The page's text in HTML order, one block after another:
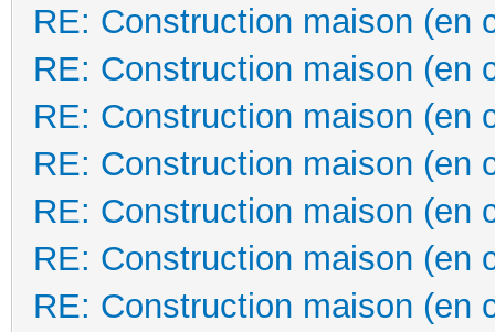
RE: Construction maison (en
RE: Construction maison (en
RE: Construction maison (en
RE: Construction maison (en
RE: Construction maison (en
RE: Construction maison (en
RE: Construction maison (en